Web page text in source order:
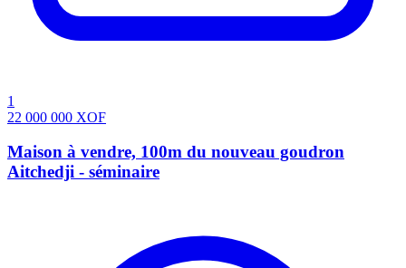
1
22 000 000 XOF
Maison à vendre, 100m du nouveau goudron
Aitchedji - séminaire